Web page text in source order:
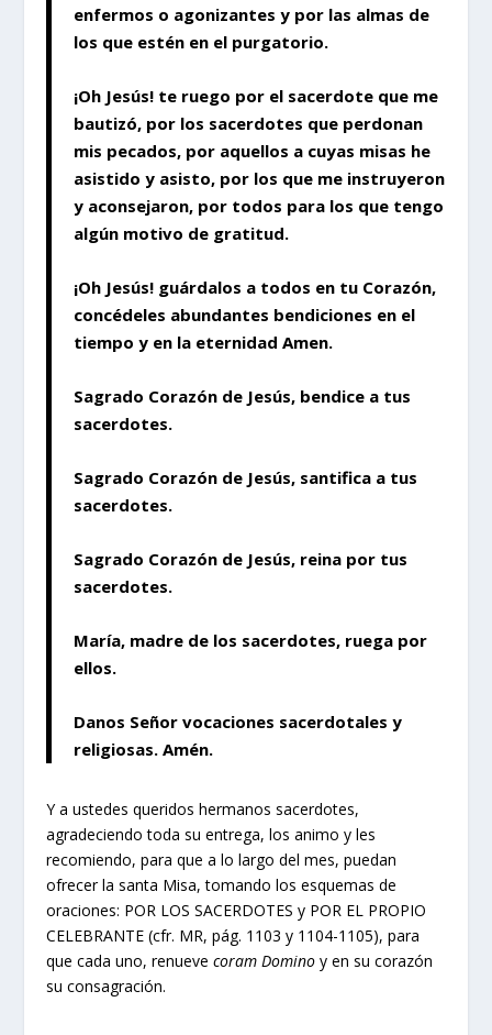
enfermos o agonizantes y por las almas de
los que estén en el purgatorio.
¡Oh Jesús! te ruego por el sacerdote que me
bautizó, por los sacerdotes que perdonan
mis pecados, por aquellos a cuyas misas he
asistido y asisto, por los que me instruyeron
y aconsejaron, por todos para los que tengo
algún motivo de gratitud.
¡Oh Jesús! guárdalos a todos en tu Corazón,
concédeles abundantes bendiciones en el
tiempo y en la eternidad Amen.
Sagrado Corazón de Jesús, bendice a tus
sacerdotes.
Sagrado Corazón de Jesús, santifica a tus
sacerdotes.
Sagrado Corazón de Jesús, reina por tus
sacerdotes.
María, madre de los sacerdotes, ruega por
ellos.
Danos Señor vocaciones sacerdotales y
religiosas. Amén.
Y a ustedes queridos hermanos sacerdotes,
agradeciendo toda su entrega, los animo y les
recomiendo, para que a lo largo del mes, puedan
ofrecer la santa Misa, tomando los esquemas de
oraciones: POR LOS SACERDOTES y POR EL PROPIO
CELEBRANTE (cfr. MR, pág. 1103 y 1104-1105), para
que cada uno, renuevecoram Domino y en su corazón
su consagración.